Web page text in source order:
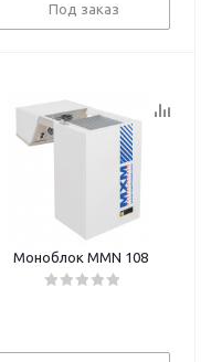
Под заказ
Моноблок MMN 108